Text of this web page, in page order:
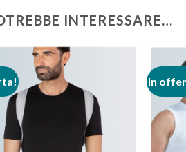
INTERESSARE…
In